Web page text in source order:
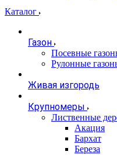
Каталог
Газон
Посевные
Рулонные
Живая изгородь
Крупномеры
Лиственные
Акация
Бархат
Береза